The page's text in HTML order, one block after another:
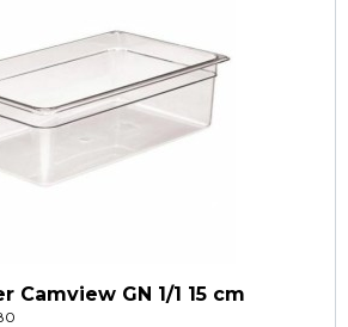
Camview GN 1/1 15 cm